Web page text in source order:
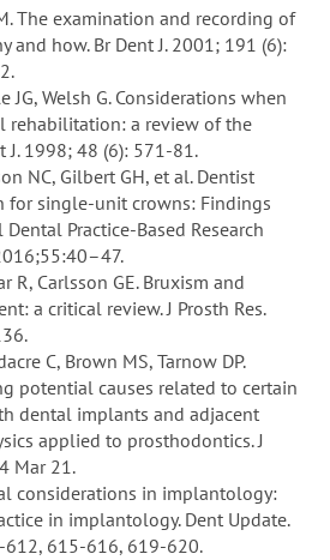
The examination and recording of
and how. Br Dent J. 2001; 191 (6):
JG, Welsh G. Considerations when
rehabilitation: a review of the
J. 1998; 48 (6): 571-81.
NC, Gilbert GH, et al. Dentist
for single-unit crowns: Findings
Practice-Based Research
R, Carlsson GE. Bruxism and
a critical review. J Prosth Res.
C, Brown MS, Tarnow DP.
potential causes related to certain
dental implants and adjacent
applied to prosthodontics. J
Mar 21.
considerations in implantology:
in implantology. Dent Update.
612, 615-616, 619-620.